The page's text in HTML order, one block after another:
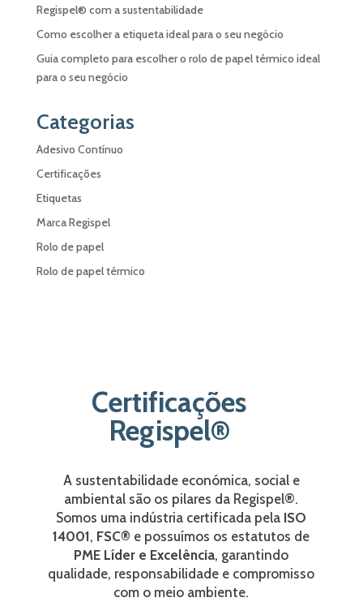
Regispel® com a sustentabilidade
Como escolher a etiqueta ideal para o seu negócio
Guia completo para escolher o rolo de papel térmico ideal
para o seu negócio
Categorias
Adesivo Contínuo
Certificações
Etiquetas
Marca Regispel
Rolo de papel
Rolo de papel térmico
Certificações
Regispel®
A sustentabilidade económica, social e
ambiental são os pilares da Regispel®.
Somos uma indústria certificada pela ISO
14001, FSC® e possuímos os estatutos de
PME Líder e Excelência, garantindo
qualidade, responsabilidade e compromisso
com o meio ambiente.